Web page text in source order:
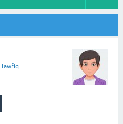
Tawfiq